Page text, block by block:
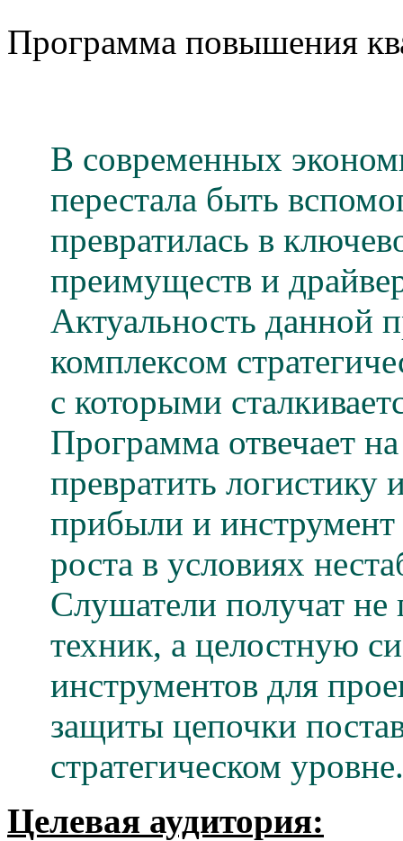
Программа повышения
В современных
перестала быть
превратилась в
преимуществ и
Актуальность данной
комплексом
с которыми
Программа отвечает
превратить логистику
прибыли и инструмент
роста в условиях
Слушатели получат не
техник, а целостную
инструментов для
защиты цепочки
стратегическом
Целевая аудитория: